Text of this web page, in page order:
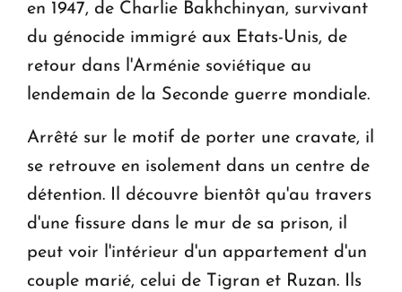
en 1947, de Charlie Bakhchinyan, survivant
du génocide immigré aux Etats-Unis, de
retour dans l'Arménie soviétique au
lendemain de la Seconde guerre mondiale.
Arrêté sur le motif de porter une cravate, il
se retrouve en isolement dans un centre de
détention. Il découvre bientôt qu'au travers
d'une fissure dans le mur de sa prison, il
peut voir l'intérieur d'un appartement d'un
couple marié, celui de Tigran et Ruzan. Ils